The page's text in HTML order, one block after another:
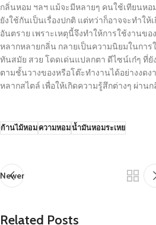
กลิ่นหอม ฯลฯ แม้จะมีหลายๆ คนใช้เทียนห
ยังใช้กันเป็นเรื่องปกติ แต่ทว่าก็อาจจะทำใ
อันตราย เพราะเหตุนี้จึงทำให้การใช้งานข
หลากหลายกลิ่น กลายเป็นความนิยมในกา
ทันสมัย สวย โดดเด่นแปลกตา ดีไซน์เก๋ๆ ที่
ตามชั้นวางของหรือโต๊ะทำงานได้อย่างงด
หลากสไตล์ เพื่อให้เกิดความรู้สึกต่างๆ ผ่าน
ก้านไม้หอมความหอมน้ำมันหอมระเหย
Newer
Related Posts